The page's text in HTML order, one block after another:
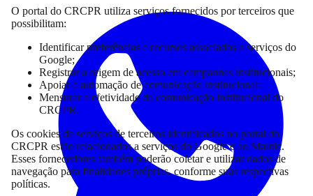
O portal do CRCPR utiliza serviços fornecidos por terceiros que
possibilitam:
Identificar preferências e recursos associados a serviços do
Google;
Registrar a origem de acesso em campanhas institucionais;
Apoiar a automação de comunicação institucional;
Mensurar a efetividade da comunicação institucional do
CRCPR.
Os cookies de serviços de terceiros identificados no portal do
CRCPR estão relacionados a serviços do Google e ao Mautic.
Esses fornecedores também poderão coletar e utilizar dados de
navegação para finalidades próprias, conforme suas respectivas
políticas.